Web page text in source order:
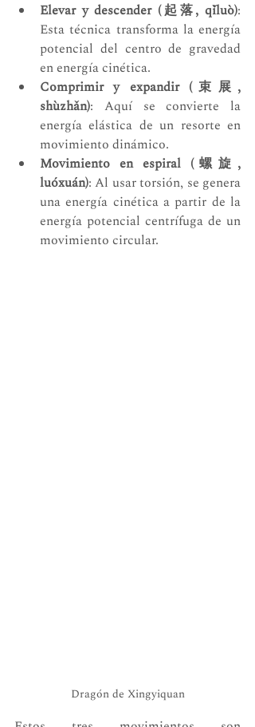
Elevar y descender (起落, qǐluò):
Esta técnica transforma la energía
potencial del centro de gravedad
en energía cinética.
Comprimir y expandir (束展,
shùzhǎn): Aquí se convierte la
energía elástica de un resorte en
movimiento dinámico.
Movimiento en espiral (螺旋,
luóxuán): Al usar torsión, se genera
una energía cinética a partir de la
energía potencial centrífuga de un
movimiento circular.
Dragón de Xingyiquan